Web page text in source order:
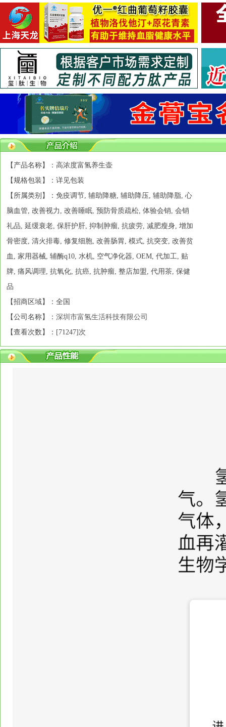
【产品名称】：高浓度富氢养生壶
【规格包装】：详见包装
【所属类别】：免疫调节, 辅助降糖, 辅助降压, 辅助降脂, 心
脑血管, 改善视力, 改善睡眠, 预防骨质疏松, 体验会销, 会销
礼品, 延缓衰老, 保肝护肝, 抑制肿瘤, 抗疲劳, 减肥瘦身, 增加
骨密度, 清火排毒, 修复细胞, 改善肠胃, 模式, 抗突变, 改善贫
血, 家用器械, 辅酶q10, 水机, 空气净化器, OEM, 代加工, 贴
牌, 痛风调理, 抗氧化, 抗癌, 抗肿瘤, 整店加盟, 代用茶, 保健
品
【招商区域】：全国
【公司名称】： 深圳市富氢生活科技有限公司
【查看次数】：[71247]次